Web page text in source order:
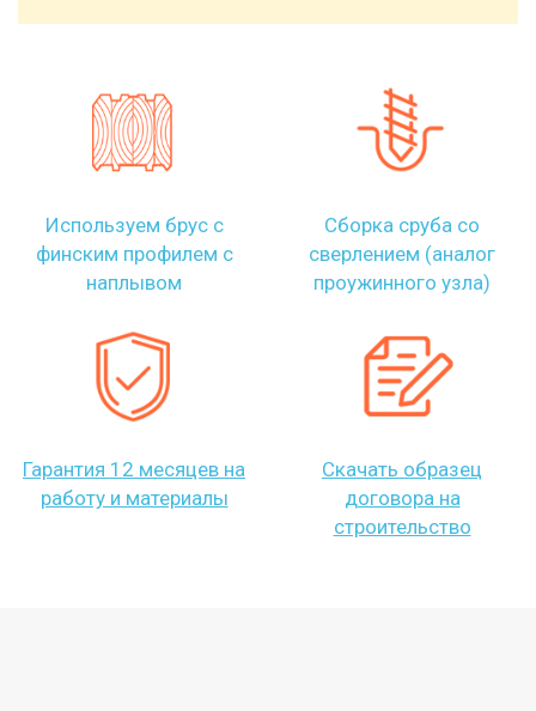
Используем брус с
финским профилем с
наплывом
Сборка сруба со
сверлением (аналог
проужинного узла)
Гарантия 12 месяцев на
работу и материалы
Скачать образец
договора на
строительство